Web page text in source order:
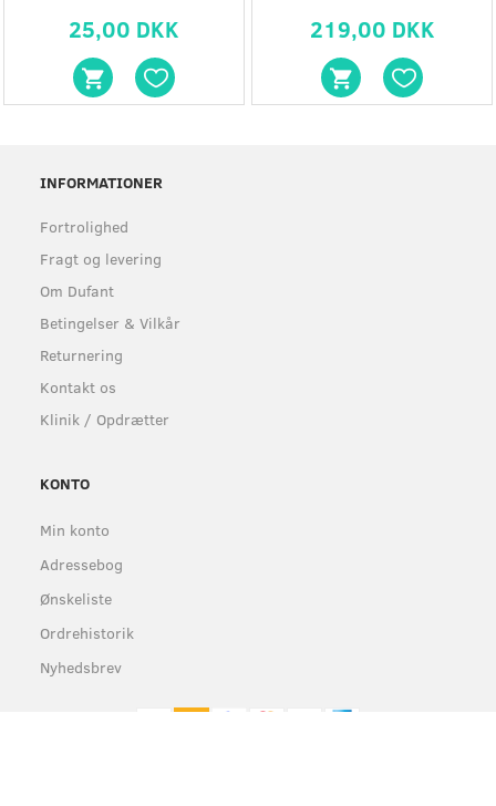
25,00 DKK 219,00 DKK
INFORMATIONER
Fortrolighed
Fragt og levering
Om Dufant
Betingelser & Vilkår
Returnering
Kontakt os
Klinik / Opdrætter
KONTO
Min konto
Adressebog
Ønskeliste
Ordrehistorik
Nyhedsbrev